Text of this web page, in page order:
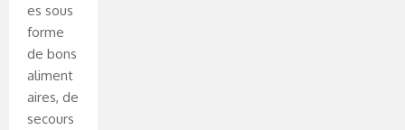
es sous
forme
de bons
aliment
aires, de
secours